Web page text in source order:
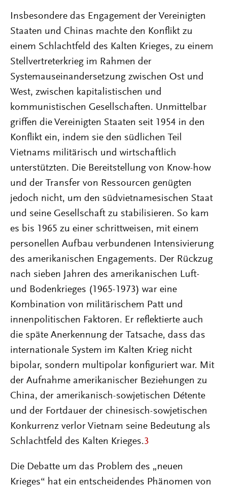
Insbesondere das Engagement der Vereinigten
Staaten und Chinas machte den Konflikt zu
einem Schlachtfeld des Kalten Krieges, zu einem
Stellvertreterkrieg im Rahmen der
Systemauseinandersetzung zwischen Ost und
West, zwischen kapitalistischen und
kommunistischen Gesellschaften. Unmittelbar
griffen die Vereinigten Staaten seit 1954 in den
Konflikt ein, indem sie den südlichen Teil
Vietnams militärisch und wirtschaftlich
unterstützten. Die Bereitstellung von Know-how
und der Transfer von Ressourcen genügten
jedoch nicht, um den südvietnamesischen Staat
und seine Gesellschaft zu stabilisieren. So kam
es bis 1965 zu einer schrittweisen, mit einem
personellen Aufbau verbundenen Intensivierung
des amerikanischen Engagements. Der Rückzug
nach sieben Jahren des amerikanischen Luft-
und Bodenkrieges (1965-1973) war eine
Kombination von militärischem Patt und
innenpolitischen Faktoren. Er reflektierte auch
die späte Anerkennung der Tatsache, dass das
internationale System im Kalten Krieg nicht
bipolar, sondern multipolar konfiguriert war. Mit
der Aufnahme amerikanischer Beziehungen zu
China, der amerikanisch-sowjetischen Détente
und der Fortdauer der chinesisch-sowjetischen
Konkurrenz verlor Vietnam seine Bedeutung als
Schlachtfeld des Kalten Krieges.3
Die Debatte um das Problem des „neuen
Krieges“ hat ein entscheidendes Phänomen von